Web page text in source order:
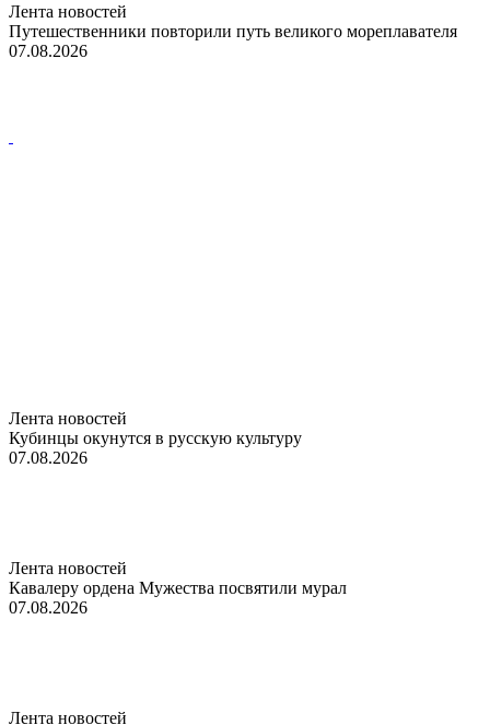
Лента новостей
Путешественники повторили путь великого мореплавателя
07.08.2026
Лента новостей
Кубинцы окунутся в русскую культуру
07.08.2026
Лента новостей
Кавалеру ордена Мужества посвятили мурал
07.08.2026
Лента новостей